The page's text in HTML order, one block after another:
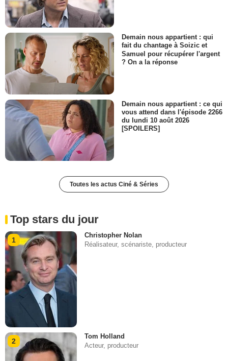
Demain nous appartient : qui
fait du chantage à Soizic et
Samuel pour récupérer l'argent
? On a la réponse
Demain nous appartient : ce qui
vous attend dans l'épisode 2266
du lundi 10 août 2026
[SPOILERS]
Toutes les actus Ciné & Séries
Top stars du jour
1
Christopher Nolan
Réalisateur, scénariste, producteur
2
Tom Holland
Acteur, producteur